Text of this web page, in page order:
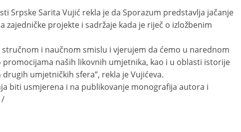
Srpske Sarita Vujić rekla je da Sporazum predstavlja jačanje
zajedničke projekte i sadržaje kada je riječ o izložbenim
i naučnom smislu i vjerujem da ćemo u narednom
naših likovnih umjetnika, kao i u oblasti istorije
umjetničkih sfera”, rekla je Vujićeva.
biti usmjerena i na publikovanje monografija autora i
/